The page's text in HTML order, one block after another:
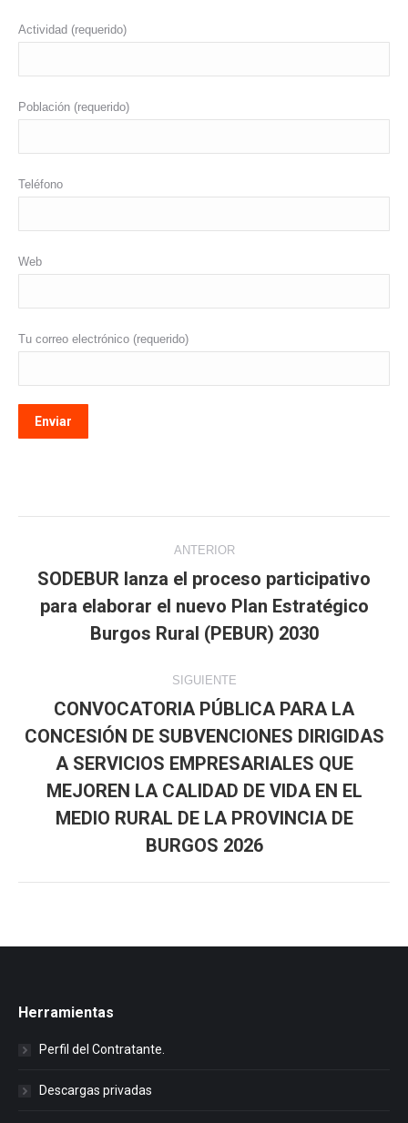
Actividad (requerido)
Población (requerido)
Teléfono
Web
Tu correo electrónico (requerido)
entre
publicaciones
ANTERIOR
Publicación
anterior:
SODEBUR lanza el proceso participativo
para elaborar el nuevo Plan Estratégico
Burgos Rural (PEBUR) 2030
SIGUIENTE
siguiente:
CONVOCATORIA PÚBLICA PARA LA
CONCESIÓN DE SUBVENCIONES DIRIGIDAS
A SERVICIOS EMPRESARIALES QUE
MEJOREN LA CALIDAD DE VIDA EN EL
MEDIO RURAL DE LA PROVINCIA DE
BURGOS 2026
Herramientas
Perfil del Contratante.
Descargas privadas